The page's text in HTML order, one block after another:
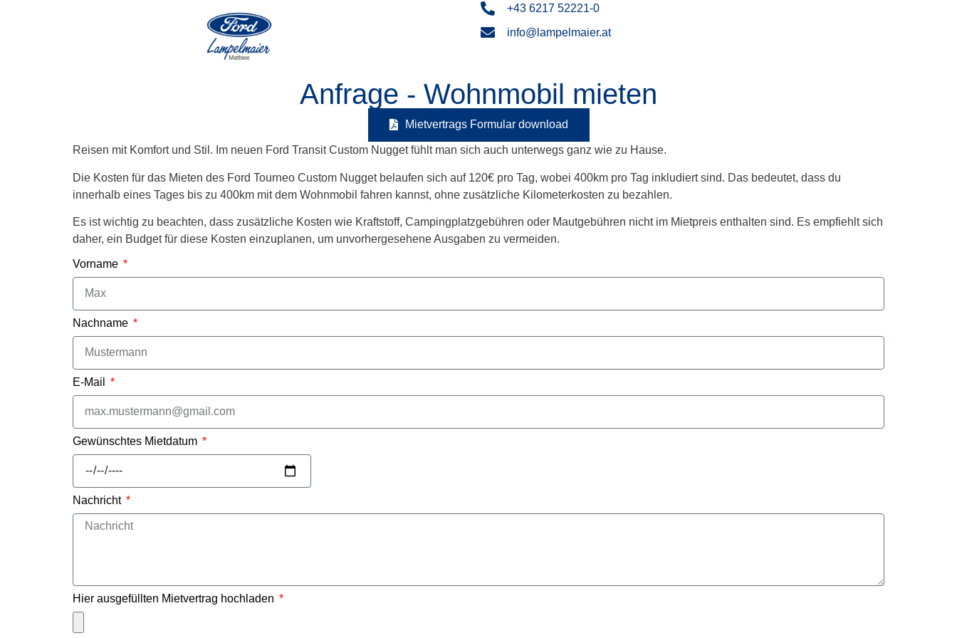
+43 6217 52221-0
info@lampelmaier.at
Anfrage - Wohnmobil mieten
Mietvertrags Formular download
Reisen mit Komfort und Stil. Im neuen Ford Transit Custom Nugget fühlt man sich auch unterwegs ganz wie zu Hause.
Die Kosten für das Mieten des Ford Tourneo Custom Nugget belaufen sich auf 120€ pro Tag, wobei 400km pro Tag inkludiert sind. Das bedeutet, dass du
innerhalb eines Tages bis zu 400km mit dem Wohnmobil fahren kannst, ohne zusätzliche Kilometerkosten zu bezahlen.
Es ist wichtig zu beachten, dass zusätzliche Kosten wie Kraftstoff, Campingplatzgebühren oder Mautgebühren nicht im Mietpreis enthalten sind. Es empfiehlt sich
daher, ein Budget für diese Kosten einzuplanen, um unvorhergesehene Ausgaben zu vermeiden.
Vorname
Nachname
E-Mail
Gewünschtes Mietdatum
Nachricht
Hier ausgefüllten Mietvertrag hochladen